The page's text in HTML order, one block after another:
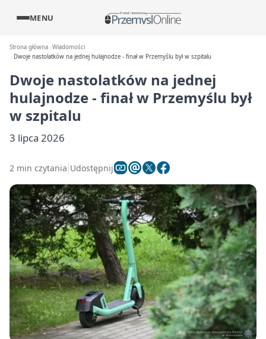
MENU
Strona główna Wiadomości
Dwoje nastolatków na jednej hulajnodze - finał w Przemyślu był w szpitalu
Dwoje nastolatków na jednej
hulajnodze - finał w Przemyślu był
w szpitalu
3 lipca 2026
2 min czytania Udostępnij